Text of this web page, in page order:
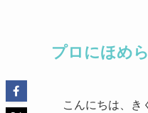
プロにほめ
こんにちは、き